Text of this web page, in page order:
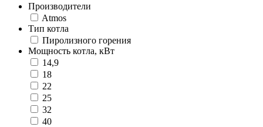
Производители
Atmos
Тип котла
Пиролизного горения
Мощность котла, кВт
14,9
18
22
25
32
40